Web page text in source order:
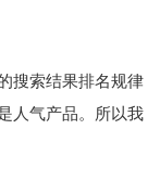
搜索结果排名规律
人气产品。所以我